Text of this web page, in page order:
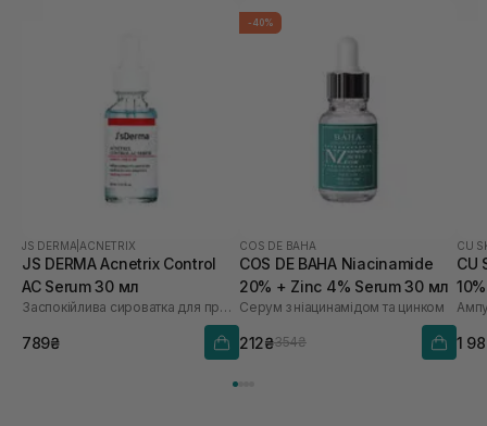
JS DERMA |ACNETRIX
JS DERMA Acnetrix Control
AC Serum 30 мл
Заспокійлива сироватка для проблемної шкіри
789₴
-40%
COS DE BAHA
COS DE BAHA Niacinamide
20% + Zinc 4% Serum 30 мл
Серум з ніацинамідом та цинком
212₴354₴
CU
CU
мл
1